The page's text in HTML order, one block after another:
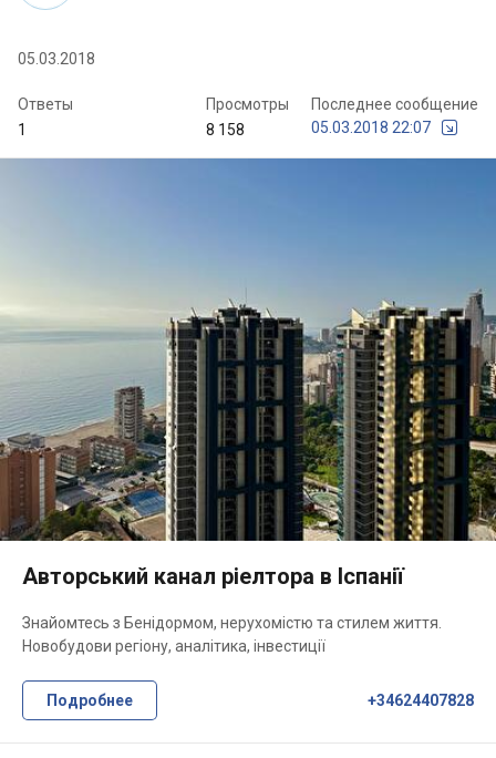
05.03.2018
Ответы
1
Просмотры
8 158
Последнее сообщение
05.03.2018 22:07
Авторський канал ріелтора в Іспанії
Знайомтесь з Бенідормом, нерухомістю та стилем життя.
Новобудови регіону, аналітика, інвестиції
Подробнее +34624407828